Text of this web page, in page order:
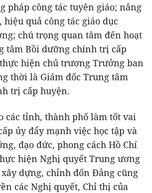
pháp công tác tuyên giáo; nâng
hiệu quả công tác giáo dục
chú trọng quan tâm đến hoạt
tâm Bồi dưỡng chính trị cấp
hiện chủ trương Trưởng ban
thời là Giám đốc Trung tâm
trị cấp huyện.
các tỉnh, thành phố làm tốt vai
ủy đẩy mạnh việc học tập và
đạo đức, phong cách Hồ Chí
hiện Nghị quyết Trung ương
dựng, chỉnh đốn Đảng cũng
các Nghị quyết, Chỉ thị của